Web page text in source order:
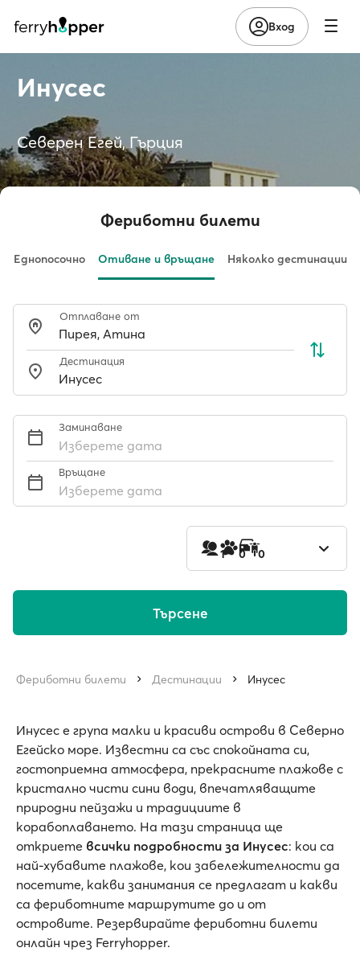
Вход
Инусес
Северен Егей, Гърция
Фериботни билети
Еднопосочно Отиване и връщане Няколко дестинации
Отплаване от
Дестинация
Заминаване
Изберете дата
Връщане
Изберете дата
1 0 0
Търсене
Фериботни билети Дестинации Инусес
Инусес е група малки и красиви острови в Северно
Егейско море. Известни са със спокойната си,
гостоприемна атмосфера, прекрасните плажове с
кристално чисти сини води, впечатляващите
природни пейзажи и традициите в
корабоплаването. На тази страница ще
откриете всички подробности за Инусес: кои са
най-хубавите плажове, кои забележителности да
посетите, какви занимания се предлагат и какви
са фериботните маршрутите до и от
островите. Резервирайте фериботни билети
онлайн чрез Ferryhopper.